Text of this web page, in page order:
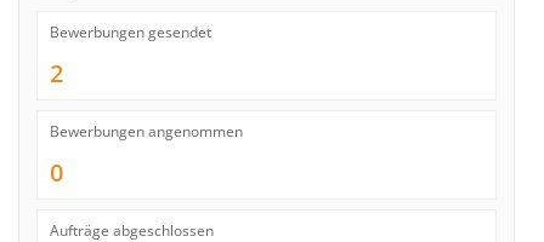
Bewerbungen gesendet
2
Bewerbungen angenommen
0
Aufträge abgeschlossen